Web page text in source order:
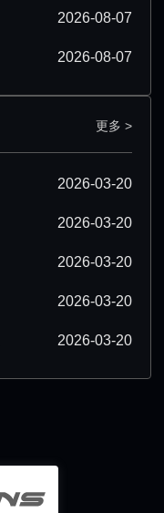
2026-08-07
2026-08-07
更多 >
2026-03-20
2026-03-20
2026-03-20
2026-03-20
2026-03-20